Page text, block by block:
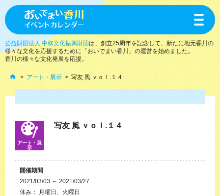
toggle
公益財団法人 中條文化振興財団は、創立25周年を記念して、新たに地元香川の
様々な文化を応援するために「おいでまい香川」の運営を始めました。
香川の様々な文化発展を応援。
アート・展示 写友 風 ｖｏｌ.１４
アート・展
示
写友 風 ｖｏｌ.１４
開催期間
2021/03/03 ～ 2021/03/27
休み： 月曜日、火曜日